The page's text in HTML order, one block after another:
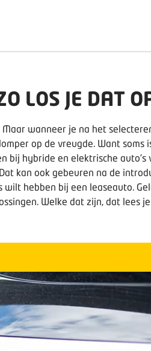
LOS JE DAT
wanneer je na het
op de vreugde. Want soms
bij hybride en elektrische auto’s
kan ook gebeuren na de
hebben bij een leaseauto.
Welke dat zijn, dat lees